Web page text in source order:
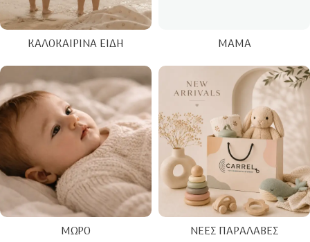
ΚΑΛΟΚΑΙΡΙΝΑ ΕΊΔΗ ΜΑΜΆ
ΜΩΡΌ ΝΈΕΣ ΠΑΡΑΛΑΒΈΣ